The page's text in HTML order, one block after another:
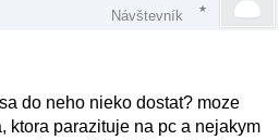
Návštevník
do neho nieko dostat? moze
ktora parazituje na pc a nejakym